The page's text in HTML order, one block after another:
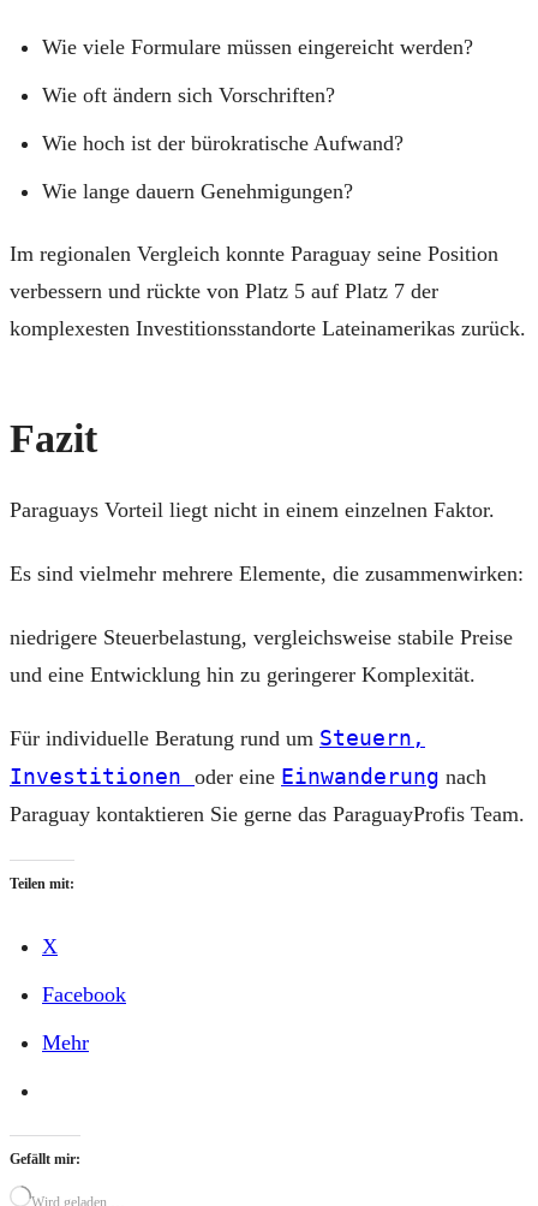
Wie viele Formulare müssen eingereicht werden?
Wie oft ändern sich Vorschriften?
Wie hoch ist der bürokratische Aufwand?
Wie lange dauern Genehmigungen?
Im regionalen Vergleich konnte Paraguay seine Position
verbessern und rückte von Platz 5 auf Platz 7 der
komplexesten Investitionsstandorte Lateinamerikas zurück.
Fazit
Paraguays Vorteil liegt nicht in einem einzelnen Faktor.
Es sind vielmehr mehrere Elemente, die zusammenwirken:
niedrigere Steuerbelastung, vergleichsweise stabile Preise
und eine Entwicklung hin zu geringerer Komplexität.
Für individuelle Beratung rund um Steuern,
Investitionen oder eine Einwanderung nach
Paraguay kontaktieren Sie gerne das ParaguayProfis Team.
Teilen mit:
X
Facebook
Mehr
Gefällt mir: